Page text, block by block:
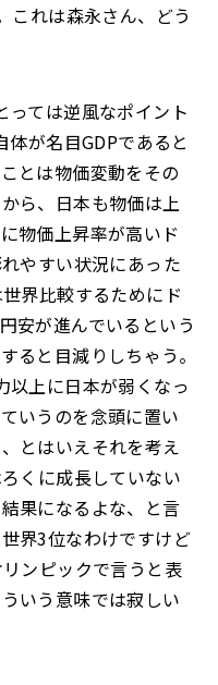
これは森永さん、どう
っては逆風なポイント
が名目GDPであると
とは物価変動をその
ら、日本も物価は上
物価上昇率が高いド
やすい状況にあった
界比較するためにド
安が進んでいるという
ると目減りしちゃう。
以上に日本が弱くなっ
いうのを念頭に置い
とはいえそれを考え
くに成長していない
果になるよな、と言
界3位なわけですけど
ンピックで言うと表
いう意味では寂しい